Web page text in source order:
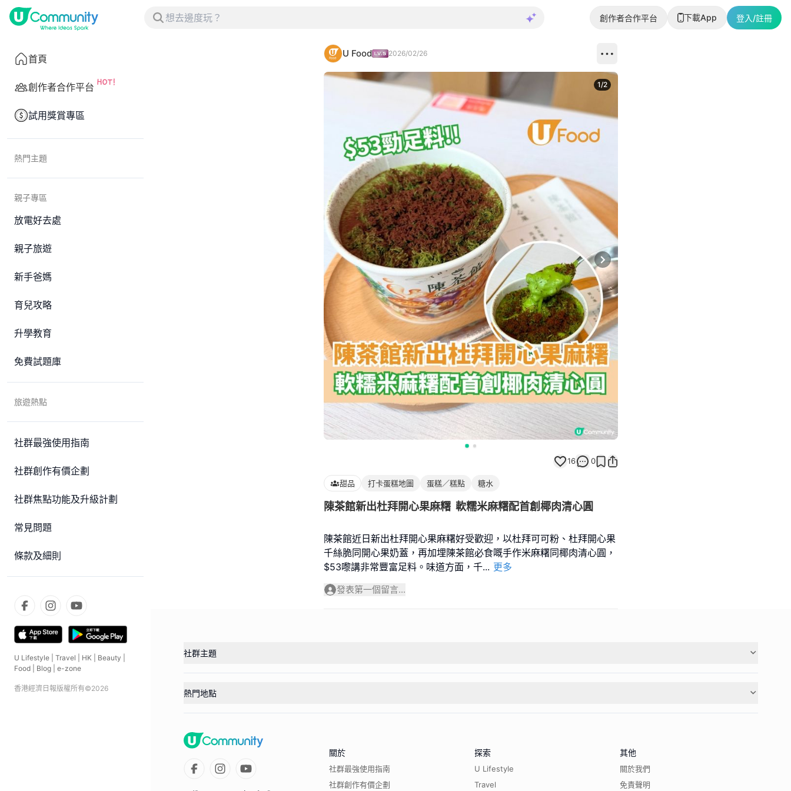
創作者合作平台 下載App 登入/註冊
首頁
創作者合作平台
試用獎賞專區
熱門主題
親子專區
放電好去處
親子旅遊
新手爸媽
育兒攻略
升學教育
免費試題庫
旅遊熱點
社群最強使用指南
社群創作有價企劃
社群焦點功能及升級計劃
常見問題
條款及細則
U Lifestyle Travel HK Beauty
Food
Blog e-zone
香港經濟日報版權所有©2026
U Food 2026/02/26
Next slide
1/2
16 0
甜品 打卡蛋糕地圖 蛋糕／糕點 糖水
陳茶館新出杜拜開心果麻糬 軟糯米麻糬配首創椰肉清心圓
陳茶館近日新出杜拜開心果麻糬好受歡迎，以杜拜可可粉、杜拜開心果
千絲脆同開心果奶蓋，再加埋陳茶館必食嘅手作米麻糬同椰肉清心圓，
$53嚟講非常豐富足料。味道方面，千... 更多
發表第一個留言...
社群主題
熱門地點
關於
社群最強使用指南
社群創作有價企劃
探索
U Lifestyle
Travel
其他
關於我們
免責聲明